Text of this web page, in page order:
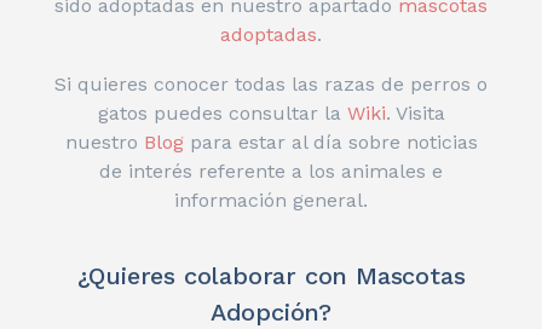
sido adoptadas en nuestro apartado mascotas
adoptadas.
Si quieres conocer todas las razas de perros o
gatos puedes consultar la Wiki. Visita
nuestro Blog para estar al día sobre noticias
de interés referente a los animales e
información general.
¿Quieres colaborar con Mascotas
Adopción?